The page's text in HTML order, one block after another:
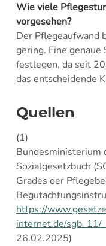
Wie viele
vorgesehen?
Der Pflegeaufwand
gering. Eine
festlegen, da seit
das entscheidende
Quellen
(1)
Bundesministerium
Sozialgesetzbuch
Grades der
https://
internet.de/sgb_11/
26.02.2025)